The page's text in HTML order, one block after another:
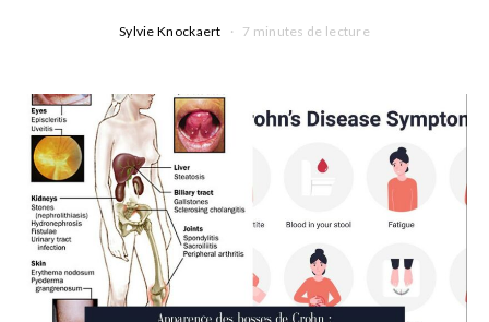
Sylvie Knockaert 7 minutes de lecture